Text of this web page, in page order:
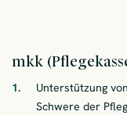
mkk
Unterstützung
Schwere der